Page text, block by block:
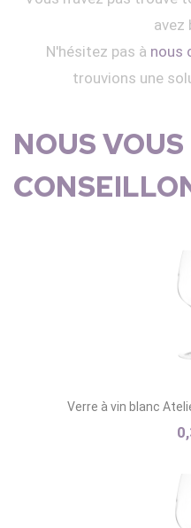
avez
N'hésitez pas à nous
trouvions une
NOUS VOUS
Verre à vin blanc